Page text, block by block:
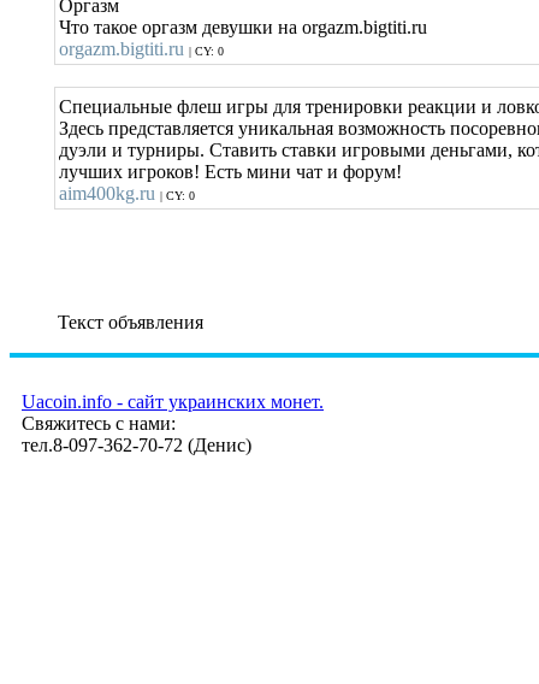
Оргазм
Что такое оргазм девушки на orgazm.bigtiti.ru
orgazm.bigtiti.ru | CY: 0
Специальные флеш игры для тренирoвки реакции и
Здeсь представляется уникальная возможность
дуэли и турниры. Cтaвить ставки игровыми деньгами,
лучших игроков! Есть мини чат и форум!
aim400kg.ru | CY: 0
Текст объявления
Uacoin.info - сайт украинских монет.
Свяжитесь с нами:
тел.8-097-362-70-72 (Денис)